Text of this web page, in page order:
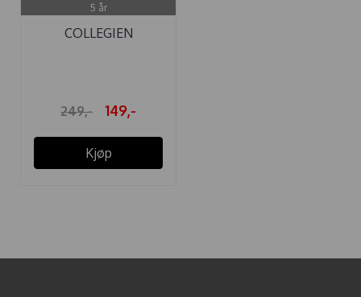
5 år
COLLEGIEN
249,- 149,-
Kjøp